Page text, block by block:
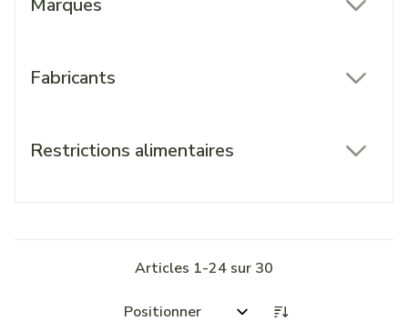
Marques
Fabricants
Restrictions alimentaires
Articles 1-24 sur 30
Trier par: